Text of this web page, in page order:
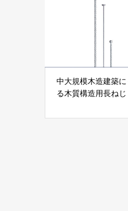
中大規模木造建築
る木質構造用長ねじ
ス」 株式会社カナイ